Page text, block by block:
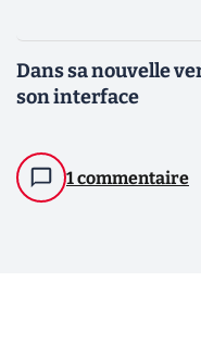
Dans sa nouvelle
son interface
1 commentaire